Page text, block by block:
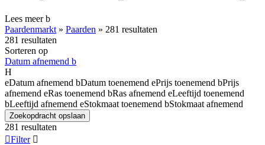
Lees meerb
Paardenmarkt » Paarden » 281 resultaten
281 resultaten
Sorteren op
Datum afnemend b
H
eDatum afnemend bDatum toenemend ePrijs toenemend bPrijs
afnemend eRas toenemend bRas afnemend eLeeftijd toenemend
bLeeftijd afnemend eStokmaat toenemend bStokmaat afnemend
Zoekopdracht opslaan
281 resultaten
Filter 